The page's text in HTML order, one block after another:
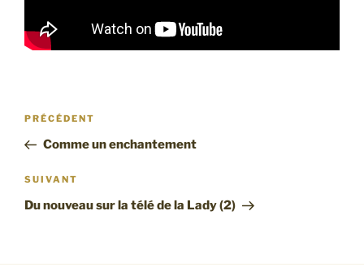
Navigation
l’article
Article
précédent
PRÉCÉDENT
Comme un enchantement
Article
suivant
SUIVANT
Du nouveau sur la télé de la Lady (2)